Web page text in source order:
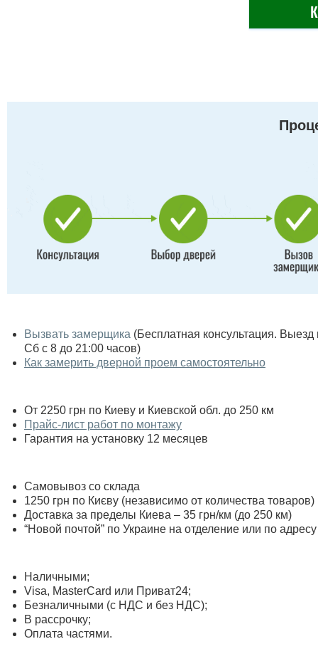
Вызвать замерщика (Бесплатная консультация.
Сб с 8 до 21:00 часов)
Как замерить дверной проем самостоятельно
От 2250 грн по Киеву и Киевской обл. до 250 км
Прайс-лист работ по монтажу
Гарантия на установку 12 месяцев
Самовывоз со склада
1250 грн по Києву (независимо от количества товаров)
Доставка за пределы Киева – 35 грн/км (до 250 км)
“Новой почтой” по Украине на отделение или по адресу
Наличными;
Visa, MasterСard или Приват24;
Безналичными (с НДС и без НДС);
В рассрочку;
Оплата частями.